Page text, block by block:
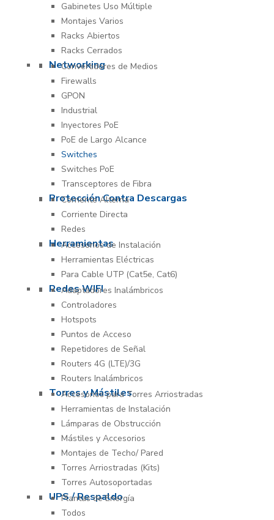
Gabinetes Uso Múltiple
Montajes Varios
Racks Abiertos
Racks Cerrados
Networking
Convertidores de Medios
Firewalls
GPON
Industrial
Inyectores PoE
PoE de Largo Alcance
Switches
Switches PoE
Transceptores de Fibra
Protección Contra Descargas
Corriente Alterna
Corriente Directa
Redes
Herramientas
Accesorios de Instalación
Herramientas Eléctricas
Para Cable UTP (Cat5e, Cat6)
Redes WIFI
Adaptadores Inalámbricos
Controladores
Hotspots
Puntos de Acceso
Repetidores de Señal
Routers 4G (LTE)/3G
Routers Inalámbricos
Torres y Mástiles
Accesorios para Torres Arriostradas
Herramientas de Instalación
Lámparas de Obstrucción
Mástiles y Accesorios
Montajes de Techo/ Pared
Torres Arriostradas (Kits)
Torres Autosoportadas
UPS / Respaldo
Plantas de Energía
Todos